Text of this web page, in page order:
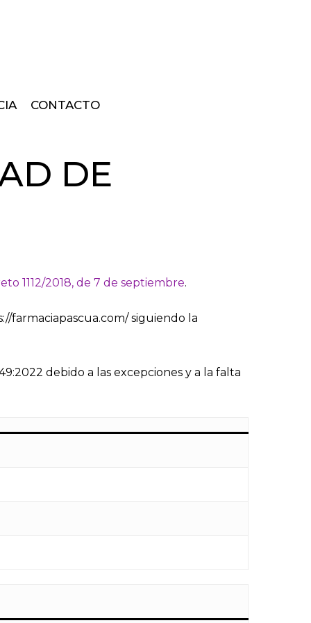
CONTACTO
DE
1112/2018, de 7 de septiembre.
farmaciapascua.com/ siguiendo la
debido a las excepciones y a la falta